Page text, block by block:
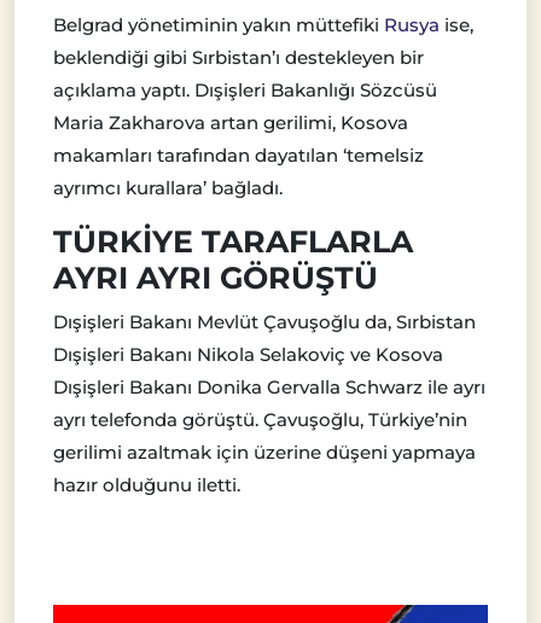
Belgrad yönetiminin yakın müttefiki Rusya ise,
beklendiği gibi Sırbistan’ı destekleyen bir
açıklama yaptı. Dışişleri Bakanlığı Sözcüsü
Maria Zakharova artan gerilimi, Kosova
makamları tarafından dayatılan ‘temelsiz
ayrımcı kurallara’ bağladı.
TÜRKİYE TARAFLARLA
AYRI AYRI GÖRÜŞTÜ
Dışişleri Bakanı Mevlüt Çavuşoğlu da, Sırbistan
Dışişleri Bakanı Nikola Selakoviç ve Kosova
Dışişleri Bakanı Donika Gervalla Schwarz ile ayrı
ayrı telefonda görüştü. Çavuşoğlu, Türkiye’nin
gerilimi azaltmak için üzerine düşeni yapmaya
hazır olduğunu iletti.